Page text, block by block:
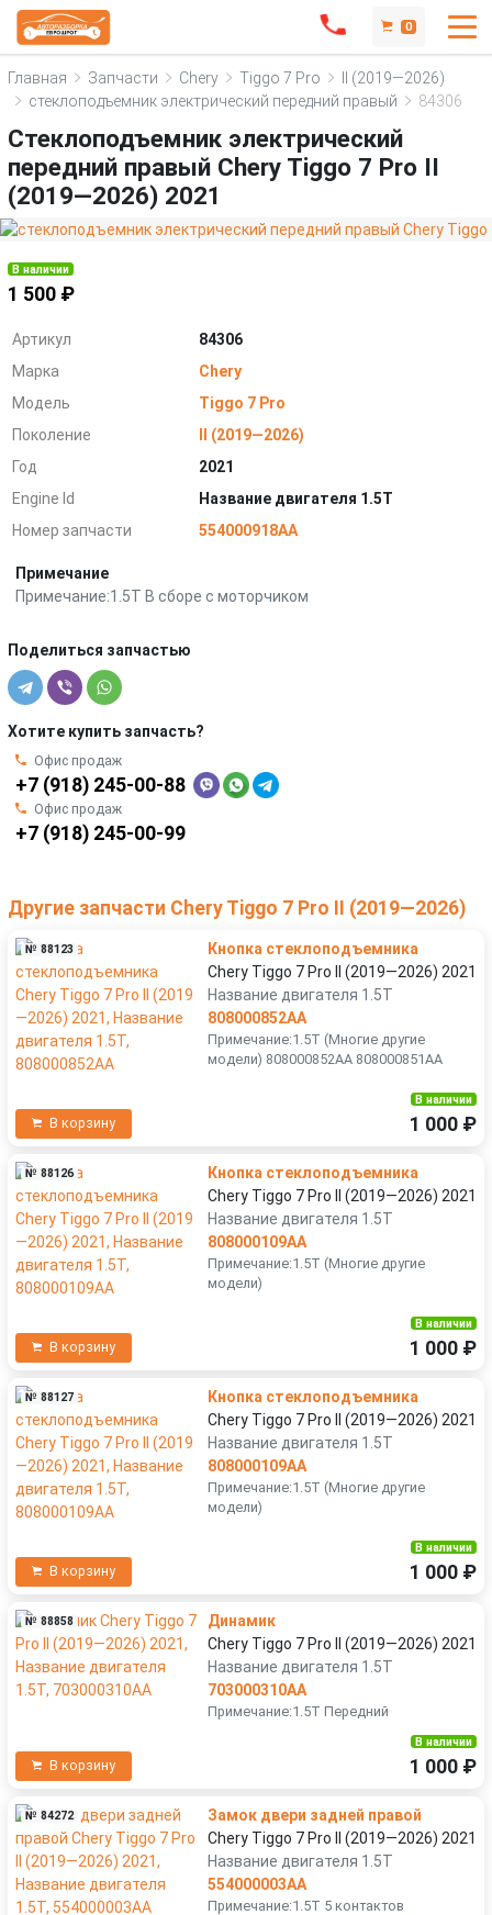
0
Главная Запчасти Chery Tiggo 7 Pro
II (2019—2026)
стеклоподъемник электрический передний правый
84306
Стеклоподъемник электрический
передний правый Chery Tiggo 7 Pro II
(2019—2026) 2021
В наличии
1 500 ₽
Артикул
84306
Марка
Chery
Модель
Tiggo 7 Pro
Поколение
II (2019—2026)
Год
2021
Engine Id
Название двигателя 1.5T
Номер запчасти
554000918AA
Примечание
Примечание:1.5T В сборе с моторчиком
Поделиться запчастью
Хотите купить запчасть?
Офис продаж
+7 (918) 245-00-88
Офис продаж
+7 (918) 245-00-99
Другие запчасти Chery Tiggo 7 Pro II (2019—2026)
№ 88123
Кнопка стеклоподъемника
Chery Tiggo 7 Pro II (2019—2026) 2021
Название двигателя 1.5T
808000852AA
Примечание:1.5T (Многие другие
модели) 808000852AA 808000851AA
В корзину
В наличии
1 000 ₽
№ 88126
Кнопка стеклоподъемника
Chery Tiggo 7 Pro II (2019—2026) 2021
Название двигателя 1.5T
808000109AA
Примечание:1.5T (Многие другие
модели)
В корзину
В наличии
1 000 ₽
№ 88127
Кнопка стеклоподъемника
Chery Tiggo 7 Pro II (2019—2026) 2021
Название двигателя 1.5T
808000109AA
Примечание:1.5T (Многие другие
модели)
В корзину
В наличии
1 000 ₽
№ 88858
Динамик
Chery Tiggo 7 Pro II (2019—2026) 2021
Название двигателя 1.5T
703000310AA
Примечание:1.5T Передний
В корзину
В наличии
1 000 ₽
№ 84272
Замок двери задней правой
Chery Tiggo 7 Pro II (2019—2026) 2021
Название двигателя 1.5T
554000003AA
Примечание:1.5T 5 контактов